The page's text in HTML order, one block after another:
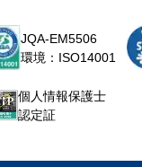
JQA-EM5506
環境：ISO14001
個人情報保護士
認定証